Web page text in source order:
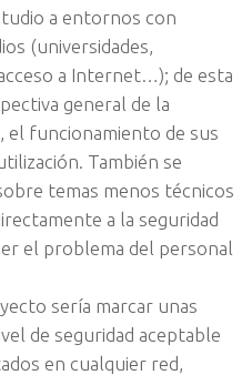
a entornos con
(universidades,
a Internet…); de esta
general de la
el funcionamiento de sus
También se
temas menos técnicos
a la seguridad
el problema del personal
sería marcar unas
de seguridad aceptable
en cualquier red,